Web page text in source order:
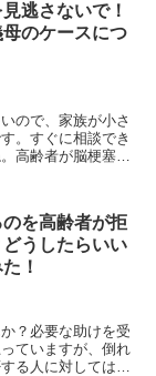
逃さないで！
のケースにつ
ので、家族が小さ
。すぐに相談でき
高齢者が脳梗塞を
を高齢者が拒
うしたらいい
！
？必要な助けを受
ていますが、倒れ
る人に対しては、